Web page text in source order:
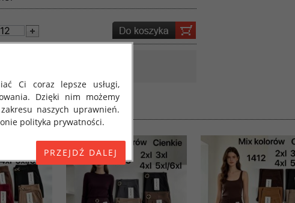
Ci coraz lepsze usługi,
Dzięki nim możemy
naszych uprawnień.
polityka prywatności.
(UE) 2016/679 z dnia 27
osobowych i w sprawie
jako "RODO", "ORODO",
poinformować Cię o
maja 2018 roku. Poniżej